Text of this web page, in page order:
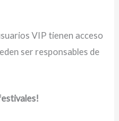
VIP tienen acceso
ser responsables de